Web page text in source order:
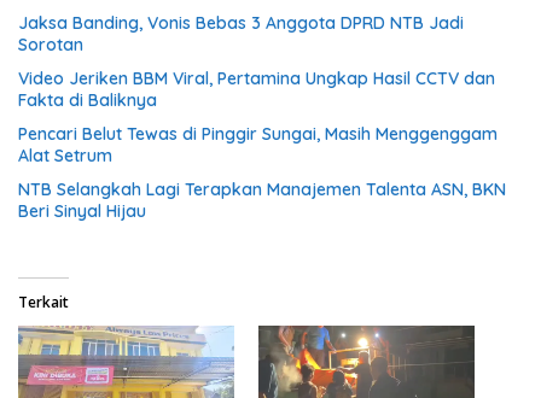
Jaksa Banding, Vonis Bebas 3 Anggota DPRD NTB Jadi
Sorotan
Video Jeriken BBM Viral, Pertamina Ungkap Hasil CCTV dan
Fakta di Baliknya
Pencari Belut Tewas di Pinggir Sungai, Masih Menggenggam
Alat Setrum
NTB Selangkah Lagi Terapkan Manajemen Talenta ASN, BKN
Beri Sinyal Hijau
Terkait